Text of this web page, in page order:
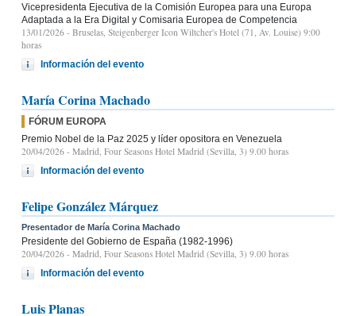
Vicepresidenta Ejecutiva de la Comisión Europea para una Europa
Adaptada a la Era Digital y Comisaria Europea de Competencia
13/01/2026 - Bruselas, Steigenberger Icon Wiltcher's Hotel (71, Av. Louise) 9:00
horas
Información del evento
María Corina Machado
FÓRUM EUROPA
Premio Nobel de la Paz 2025 y líder opositora en Venezuela
20/04/2026 - Madrid, Four Seasons Hotel Madrid (Sevilla, 3) 9.00 horas
Información del evento
Felipe González Márquez
Presentador de María Corina Machado
Presidente del Gobierno de España (1982-1996)
20/04/2026 - Madrid, Four Seasons Hotel Madrid (Sevilla, 3) 9.00 horas
Información del evento
Luis Planas